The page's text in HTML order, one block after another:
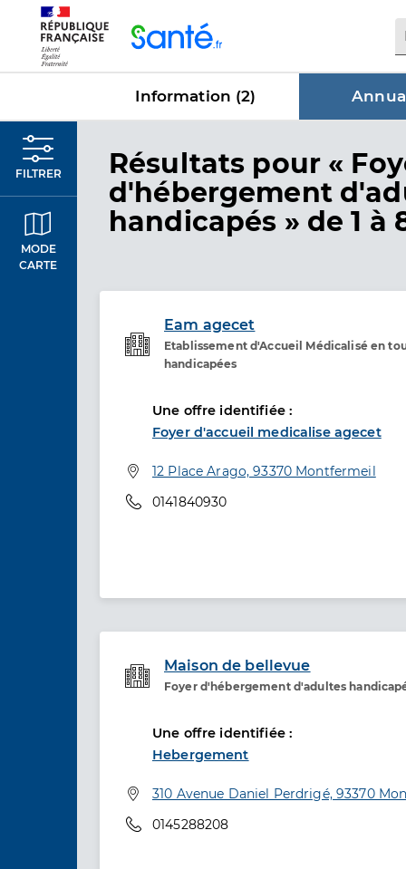
Information (2)
FILTRER
MODE
CARTE
Résultats dans
pour «
d'hébergement
handicapés » de 1 à
Eam agecet
Etablissement d'Accueil Médicalisé en
handicapées
Etablissement de soins
Une offre identifiée :
Foyer d'accueil medicalise agecet
Adresse
12 Place Arago, 93370 Montfermeil
Téléphone
0141840930
Maison de bellevue
Foyer d'hébergement d'adultes
Etablissement de soins
Une offre identifiée :
Hebergement
Adresse
310 Avenue Daniel Perdrigé, 93370
Téléphone
0145288208
Panneau de gestion des cookies